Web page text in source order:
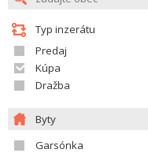
Typ inzerátu
Predaj
Kúpa
Dražba
Byty
Garsónka